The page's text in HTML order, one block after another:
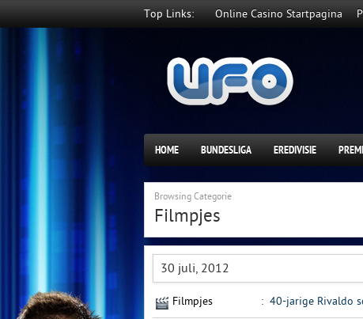
Top Links: Online Casino Startpagina
HOME BUNDESLIGA EREDIVISIE
Browsing Categorie
Filmpjes
30 juli, 2012
Filmpjes : 40-jarige Rivaldo